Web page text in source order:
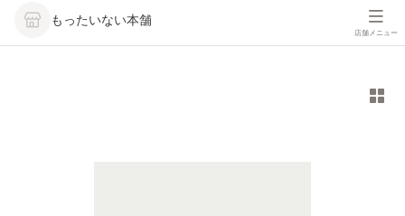
もったいない本舗
店舗メニュー